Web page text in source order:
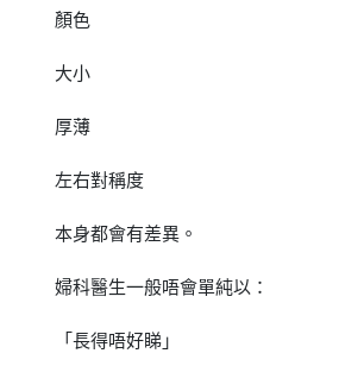
顏色
大小
厚薄
左右對稱度
本身都會有差異。
婦科醫生一般唔會單純以：
「長得唔好睇」